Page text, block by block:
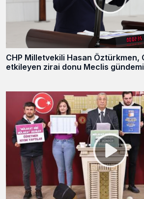
CHP Milletvekili Hasan Öztürkmen,
etkileyen zirai donu Meclis